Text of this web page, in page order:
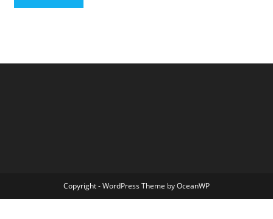
Copyright - WordPress Theme by OceanWP